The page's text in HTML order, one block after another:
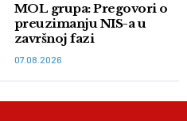
MOL grupa: Pregovori o
preuzimanju NIS-a u
završnoj fazi
07.08.2026